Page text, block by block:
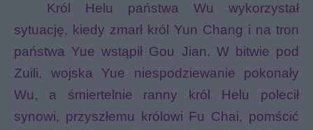
Król Helu państwa Wu wykorzystał
sytuację, kiedy zmarł król Yun Chang i na tron
państwa Yue wstąpił Gou Jian. W bitwie pod
Zuili, wojska Yue niespodziewanie pokonały
Wu, a śmiertelnie ranny król Helu polecił
synowi, przyszłemu królowi Fu Chai, pomścić